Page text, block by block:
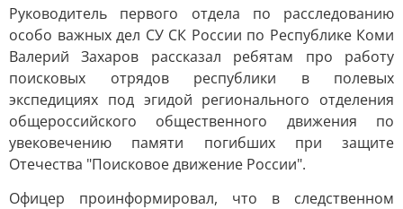
Руководитель первого отдела по расследованию
особо важных дел СУ СК России по Республике Коми
Валерий Захаров рассказал ребятам про работу
поисковых отрядов республики в полевых
экспедициях под эгидой регионального отделения
общероссийского общественного движения по
увековечению памяти погибших при защите
Отечества "Поисковое движение России".
Офицер проинформировал, что в следственном